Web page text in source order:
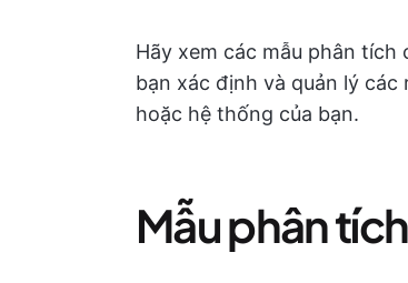
Hãy xem các mẫu phân tích
bạn xác định và quản lý
hoặc hệ thống của bạn.
Mẫu phân